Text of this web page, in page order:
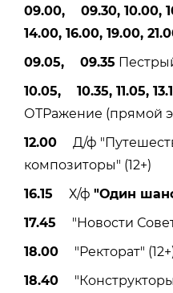
09.00, 09.30, 10.00,
14.00, 16.00, 19.00,
09.05, 09.35
10.05, 10.35, 11.05,
ОТРажение (прямой
12.00 Д/ф
композиторы" (12+)
16.15 Х/ф "Один
17.45 "Новости
18.00 "Ректорат"
18.40 "Конструкторы